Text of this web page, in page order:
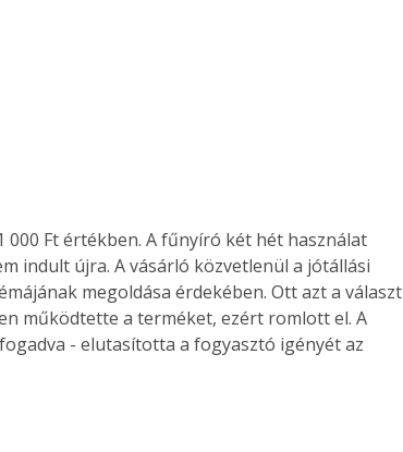
Ft értékben. A fűnyíró két hét használat
indult újra. A vásárló közvetlenül a jótállási
megoldása érdekében. Ott azt a választ
működtette a terméket, ezért romlott el. A
- elutasította a fogyasztó igényét az